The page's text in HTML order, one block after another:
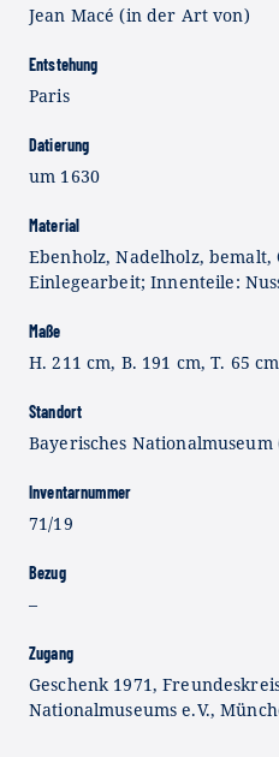
Jean Macé (in der Art von)
Entstehung
Paris
Datierung
um 1630
Material
Ebenholz, Nadelholz,
Einlegearbeit; Innenteile:
Maße
H. 211 cm, B. 191 cm, T. 65 cm
Standort
Bayerisches Nationalmuseum
Inventarnummer
71/19
Bezug
–
Zugang
Geschenk 1971,
Nationalmuseums e.V.,